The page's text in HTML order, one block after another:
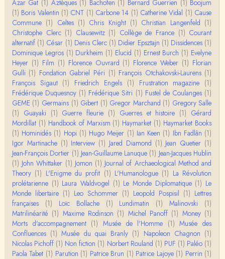
« Nous n’avons pas cessé, de toute évidence, d’êt
re ‘ethnocentriques’. Mais nous n’en sommes pas m
oi…
Christophe Darmangeat
Encore une fois, l'histoire de la hiérarchie ne me s
emble pas être le bon angle de discussion – …
Christophe Darmangeat
Évidemment, de toute façon c'est toujours de ma f
aute. ;-)
Damian
Merci de ta réponse ! Pour les pénis, c'est de cell
es qu'on écarte, car dans une société pat…
Yves Le Dantec
Affligeant, ce documentaire. Ca me fait me deman
der : est-ce que tenter de revoir l'histoire des…
Boudjemaa Sedira
Merci pour cet article méthodique. En effet, les "b
âtons-à-fouir" qu'on a pu trouver a…
Momo
BonjourCette question de la remise en cause de l'i
Azar Gat (1) Aztèques (1) Bachofen (1) Bernard Guerrien (1) Boojum
(1) Boris Valentin (1) CNT (1) Carbone 14 (1) Catherine Vidal (1) Cause
Commune (1) Celtes (1) Chris Knight (1) Christian Langenfeld (1)
Christophe Clerc (1) Clausewitz (1) Collège de France (1) Courant
alternatif (1) César (1) Denis Clerc (1) Didier Epsztajn (1) Dissidences (1)
Dominique Legros (1) Durkheim (1) Elucid (1) Ernest Burch (1) Evelyne
Heyer (1) Film (1) Florence Ouvrard (1) Florence Weber (1) Florian
Gulli (1) Fondation Gabriel Péri (1) François Otchakovski-Laurens (1)
François Sigaut (1) Friedrich Engels (1) Frustration magazine (1)
Frédérique Duquesnoy (1) Frédérique Sitri (1) Fustel de Coulanges (1)
GEME (1) Germains (1) Gibert (1) Gregor Marchand (1) Gregory Salle
(1) Guayaki (1) Guerre fleurie (1) Guerres et histoire (1) Gérard
Mordillat (1) Handbook of Marxism (1) Haymarket (1) Haymarket Books
(1) Hominidés (1) Hopi (1) Hugo Meijer (1) Ian Keen (1) Ibn Fadlân (1)
Igor Martinache (1) Interview (1) Jared Diamond (1) Jean Quetier (1)
Jean-François Dortier (1) Jean-Guillaume Lanuque (1) Jean-Jacques Hublin
(1) John Whittaker (1) Jomon (1) Journal of Archaeological Method and
Theory (1) L'Enigme du profit (1) L'Humanologue (1) La Révolution
prolétarienne (1) Laura Waldvogel (1) Le Monde Diplomatique (1) Le
Monde libertaire (1) Leo Schommer (1) Leopold Pospisil (1) Lettres
françaises
(1) Loïc Bollache (1) Lundimatin (1) Malinovski
(1)
Matrilinéarité (1) Maxime Rodinson (1) Michel Panoff (1) Money (1)
Morts d'accompagnement (1) Musée de l'Homme (1) Musée des
Confluences (1) Musée du quai Branly (1) Napoleon Chagnon (1)
Nicolas Pichoff (1) Non fiction (1) Norbert Rouland (1) PUF (1) Paléo (1)
Paola Tabet (1) Parution (1) Patrice Brun (1) Patrice Lajoye (1) Perrin (1)